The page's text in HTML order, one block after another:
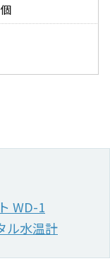
WD-1
ル水温計